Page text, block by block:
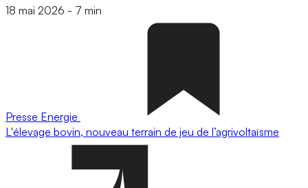
18 mai 2026 - 7 min
Presse Energie
L'élevage bovin, nouveau terrain de jeu de l’agrivoltaïsme